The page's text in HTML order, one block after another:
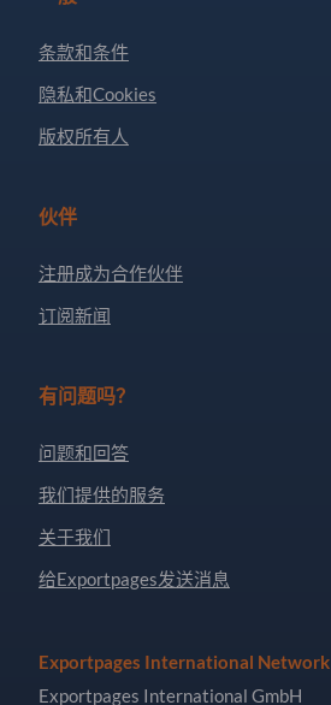
条款和条件
隐私和Cookies
版权所有人
伙伴
注册成为合作伙伴
订阅新闻
有问题吗？
问题和回答
我们提供的服务
关于我们
给Exportpages发送消息
Exportpages International Network
Exportpages International GmbH